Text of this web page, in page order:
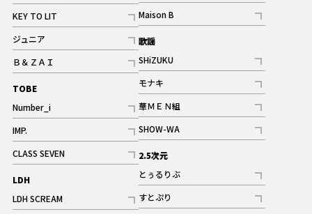
記事
KEY TO LIT
記事
ジュニア
記事
Ｂ＆ＺＡＩ
記事
TOBE
Number_i
記事
IMP.
記事
CLASS SEVEN
記事
LDH
LDH SCREAM
記事
ギャラリー
Maison B
記事
歌謡
SHiZUKU
記事
モナキ
記事
華ＭＥＮ組
記事
SHOW-WA
記事
2.5次元
とぅるりぶ
記事
すとぷり